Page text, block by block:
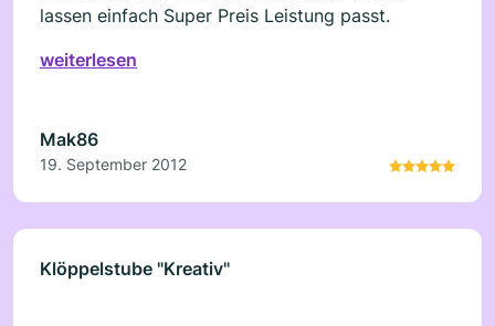
lassen einfach Super Preis Leistung passt.
weiterlesen
Mak86
19. September 2012
Klöppelstube "Kreativ"